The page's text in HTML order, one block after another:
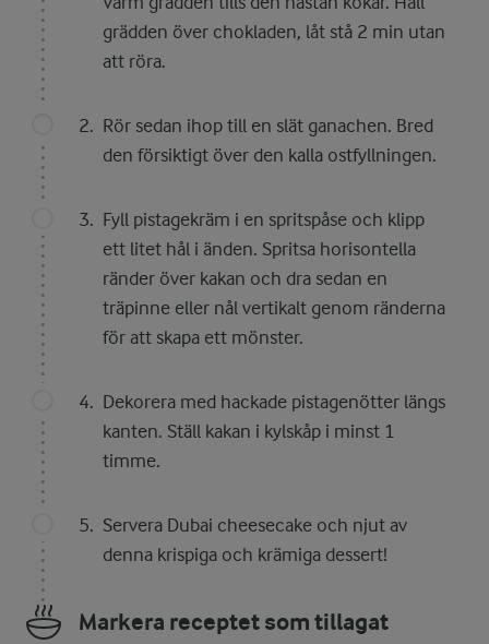
grädden över chokladen, låt stå 2 min utan
att röra.
Rör sedan ihop till en slät ganachen. Bred
den försiktigt över den kalla ostfyllningen.
Fyll pistagekräm i en spritspåse och klipp
ett litet hål i änden. Spritsa horisontella
ränder över kakan och dra sedan en
träpinne eller nål vertikalt genom ränderna
för att skapa ett mönster.
Dekorera med hackade pistagenötter längs
kanten. Ställ kakan i kylskåp i minst 1
timme.
Servera Dubai cheesecake och njut av
denna krispiga och krämiga dessert!
Markera receptet som tillagat